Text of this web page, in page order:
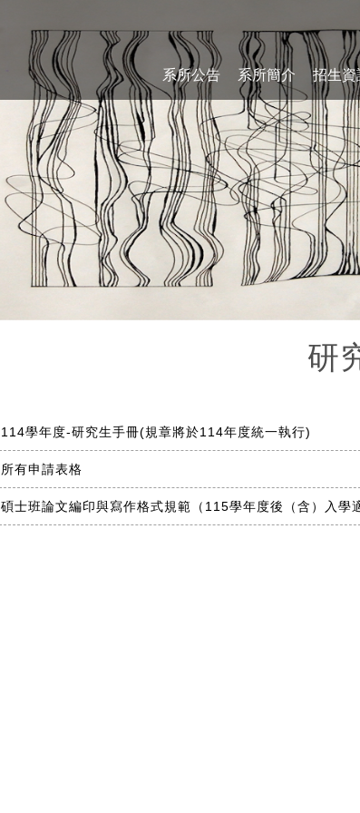
系所公告 系所簡介 招生資
研
114學年度-研究生手冊(規章將於114年度統一執行)
所有申請表格
碩士班論文編印與寫作格式規範（115學年度後（含）入學